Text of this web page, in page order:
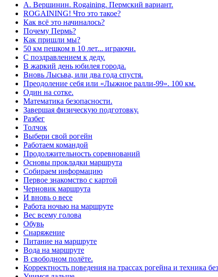
А. Вершинин. Rogaining. Пермский вариант.
ROGAINING! Что это такое?
Как всё это начиналось?
Почему Пермь?
Как пришли мы?
50 км пешком в 10 лет... играючи.
С поздравлением к деду.
В жаркий день юбилея города.
Вновь Лысьва, или два года спустя.
Преодоление себя или «Лыжное ралли-99». 100 км.
Один на сотке.
Математика безопасности.
Завершая физическую подготовку.
Разбег
Толчок
Выбери свой рогейн
Работаем командой
Продолжительность соревнований
Основы прокладки маршрута
Собираем информацию
Первое знакомство с картой
Черновик маршрута
И вновь о весе
Работа ночью на маршруте
Вес всему голова
Обувь
Снаряжение
Питание на маршруте
Вода на маршруте
В свободном полёте.
Корректность поведения на трассах рогейна и техника